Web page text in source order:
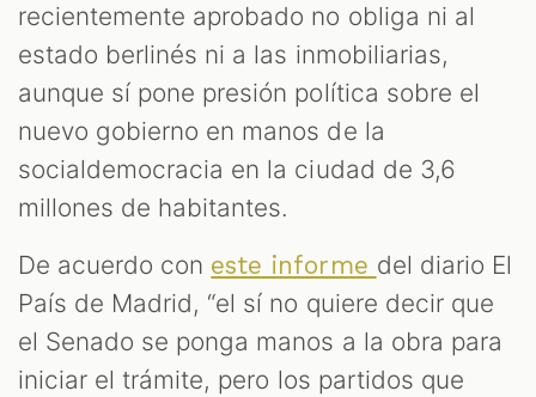
recientemente aprobado no obliga ni al
estado berlinés ni a las inmobiliarias,
aunque sí pone presión política sobre el
nuevo gobierno en manos de la
socialdemocracia en la ciudad de 3,6
millones de habitantes.
De acuerdo con este informe del diario El
País de Madrid, “el sí no quiere decir que
el Senado se ponga manos a la obra para
iniciar el trámite, pero los partidos que